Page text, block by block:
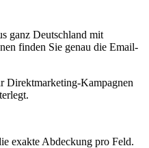
ganz Deutschland mit
finden Sie genau die Email-
Direktmarketing-Kampagnen
exakte Abdeckung pro Feld.